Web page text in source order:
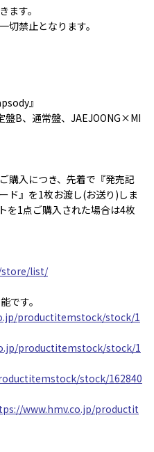
ます。
禁止となります。
』
盤B、通常盤、JAEJOONG×MI
購入につき、先着で『発売記
ド』を1枚お渡し(お送り)しま
を1点ご購入された場合は4枚
store/list/
です。
productitemstock/stock/1
productitemstock/stock/1
stock/162840
www.hmv.co.jp/productit